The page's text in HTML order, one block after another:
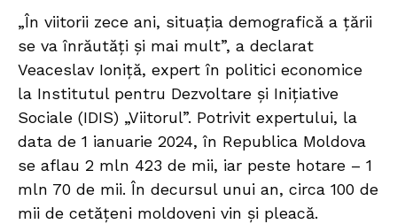
„În viitorii zece ani, situația demografică a țării
se va înrăutăți și mai mult”, a declarat
Veaceslav Ioniță, expert în politici economice
la Institutul pentru Dezvoltare și Inițiative
Sociale (IDIS) „Viitorul”. Potrivit expertului, la
data de 1 ianuarie 2024, în Republica Moldova
se aflau 2 mln 423 de mii, iar peste hotare – 1
mln 70 de mii. În decursul unui an, circa 100 de
mii de cetățeni moldoveni vin și pleacă.